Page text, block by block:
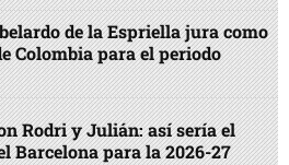
de la Espriella jura como
Colombia para el periodo
Rodri y Julián: así sería el
Barcelona para la 2026-27